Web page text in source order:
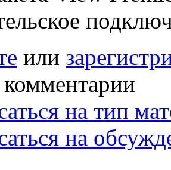
или
комментарии
на тип
на